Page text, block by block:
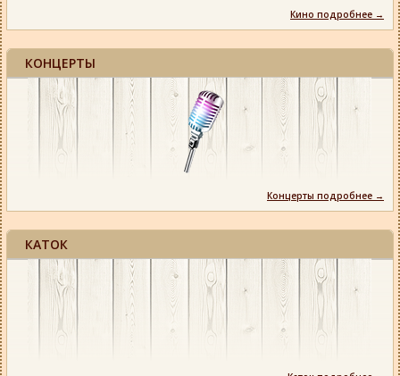
Кино подробнее →
КОНЦЕРТЫ
Концерты подробнее →
КАТОК